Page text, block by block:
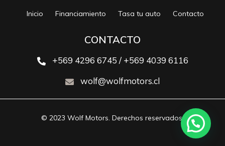
Inicio Financiamiento Tasa tu auto Contacto
CONTACTO
+569 4296 6745 / +569 4039 6116
wolf@wolfmotors.cl
© 2023 Wolf Motors. Derechos reservados.